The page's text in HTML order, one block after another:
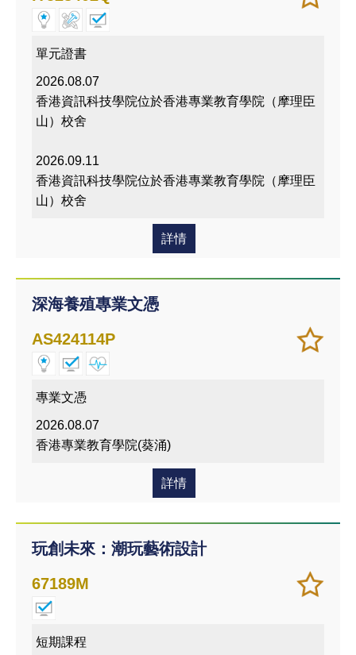
入/
課程
單元證書
2026.08.07
香港資訊科技學院位於香港專業教育學院（摩理臣
山）校舍
2026.09.11
香港資訊科技學院位於香港專業教育學院（摩理臣
山）校舍
詳情
深海養殖專業文憑
加
入/
儲存
課程
AS424114P
專業文憑
2026.08.07
香港專業教育學院(葵涌)
詳情
玩創未來：潮玩藝術設計
加
入/
儲存
課程
67189M
短期課程